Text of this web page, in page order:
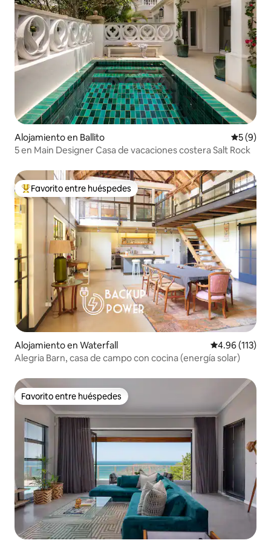
Alojamiento en Ballito
5 (9)
5 en Main Designer Casa de vacaciones costera Salt Rock
Favorito entre huéspedes preferido
Favorito entre huéspedes
Alojamiento en Waterfall Calificación
4.96 (113)
Alegria Barn, casa de campo con cocina (energía solar)
Favorito entre huéspedes
Favorito entre huéspedes